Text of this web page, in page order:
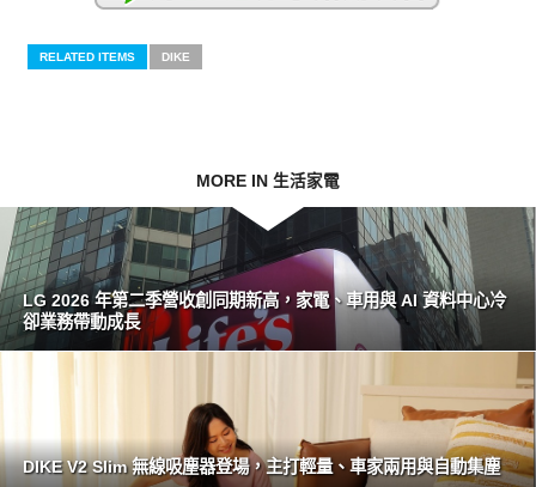
RELATED ITEMS DIKE
MORE IN 生活家電
LG 2026 年第二季營收創同期新高，家電、車用與 AI 資料中心冷
卻業務帶動成長
DIKE V2 Slim 無線吸塵器登場，主打輕量、車家兩用與自動集塵